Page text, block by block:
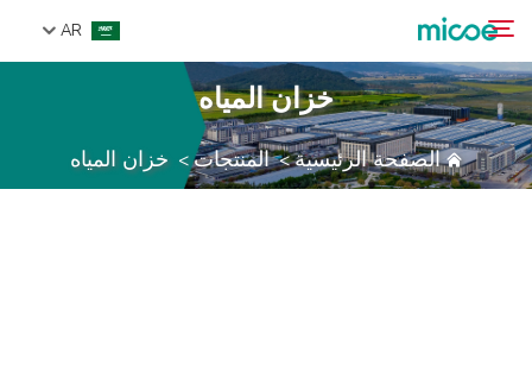
AR
من نحن
المنتجات
بحث
خزان المياه
الصفحة الرئيسية>المنتجات>خزان المياه